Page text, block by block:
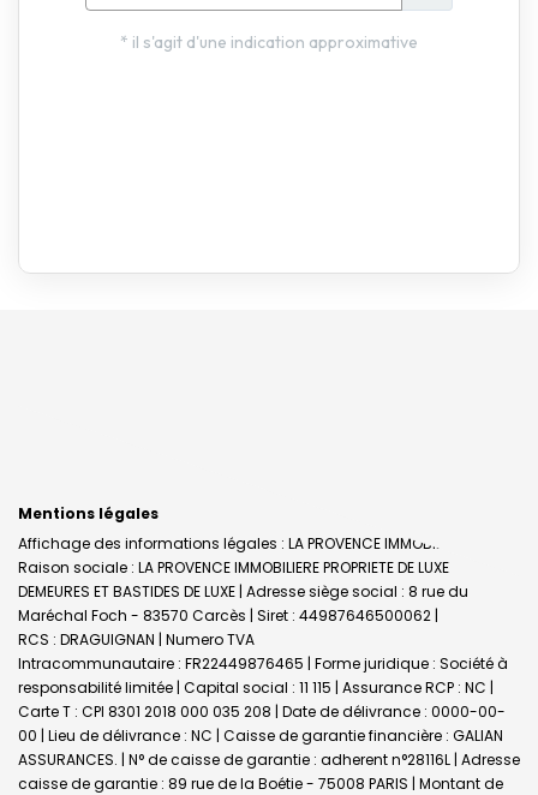
Mentions légales
Affichage des informations légales : LA PROVENCE IMMOBILIERE |
Raison sociale : LA PROVENCE IMMOBILIERE PROPRIETE DE LUXE
DEMEURES ET BASTIDES DE LUXE | Adresse siège social : 8 rue du
Maréchal Foch - 83570 Carcès | Siret : 44987646500062 |
RCS : DRAGUIGNAN | Numero TVA
Intracommunautaire : FR22449876465 | Forme juridique : Société à
responsabilité limitée | Capital social : 11 115 | Assurance RCP : NC |
Carte T : CPI 8301 2018 000 035 208 | Date de délivrance : 0000-00-
00 | Lieu de délivrance : NC | Caisse de garantie financière : GALIAN
ASSURANCES. | N° de caisse de garantie : adherent n°28116L | Adresse
caisse de garantie : 89 rue de la Boétie - 75008 PARIS | Montant de